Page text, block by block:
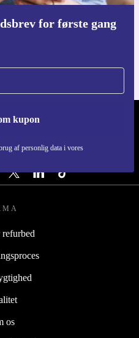
for første gang
kupon
af personlig data i vores
refurbed appen
- RETHINK NEW.
OS
os